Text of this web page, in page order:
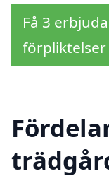
Få 3
förpliktelser